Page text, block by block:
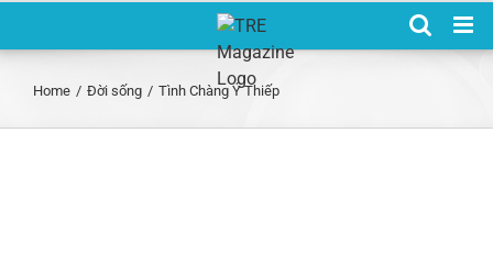
Home / Đời sống / Tình Chàng Ý Thiếp